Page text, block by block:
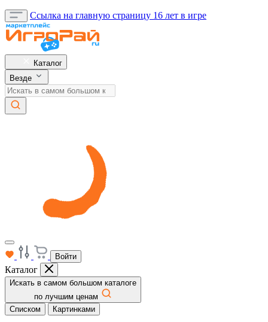
Ссылка на главную страницу 16 лет в игре
Каталог
Везде
Войти
Каталог
Искать в самом большом каталоге
по лучшим ценам
Списком
Картинками